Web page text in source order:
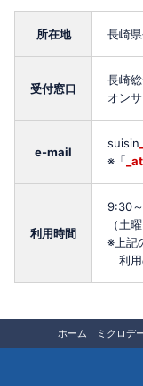
所在地 長崎
受付窓口
長崎
オン
e-mail
suisin
※「
利用時間
9:30
（土
※上記
利用
ホーム ミクロデ